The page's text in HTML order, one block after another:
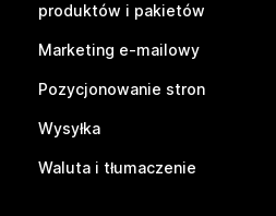
produktów i pakietów
Marketing e-mailowy
Pozycjonowanie stron
Wysyłka
Waluta i tłumaczenie